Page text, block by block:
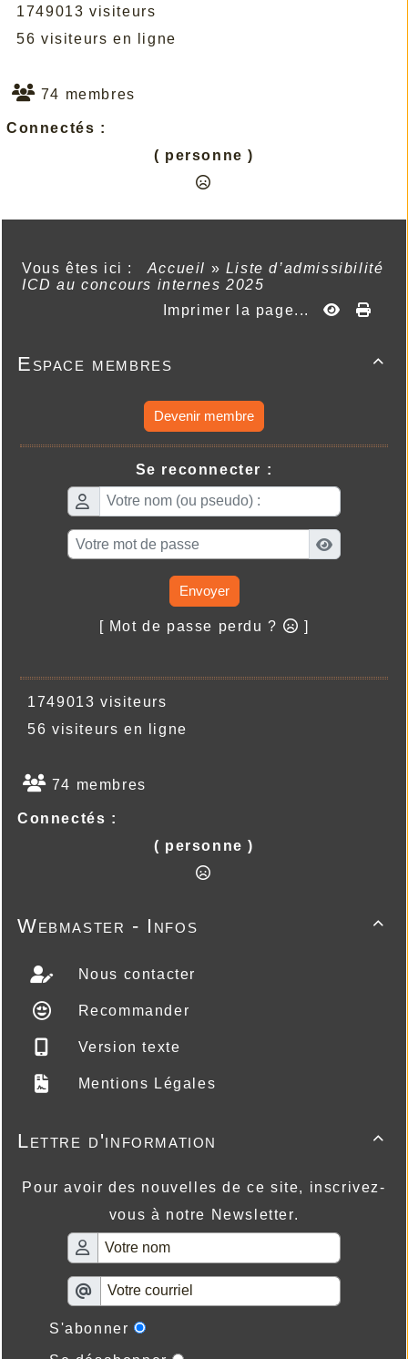
1749013 visiteurs
56 visiteurs en ligne
74 membres
Connectés :
( personne )
Vous êtes ici : Accueil » Liste d’admissibilité
ICD au concours internes 2025
Imprimer la page...

Espace membres
Devenir membre
Se reconnecter :
Envoyer
[ Mot de passe perdu ? ]
1749013 visiteurs
56 visiteurs en ligne
74 membres
Connectés :
( personne )

Webmaster - Infos
Nous contacter
Recommander
Version texte
Mentions Légales

Lettre d'information
Pour avoir des nouvelles de ce site, inscrivez-
vous à notre Newsletter.
S'abonner